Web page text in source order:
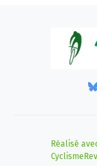
Réalisé